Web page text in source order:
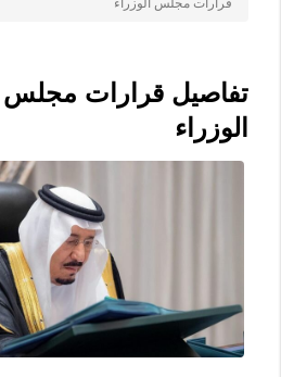
قرارات مجلس الوزراء
تفاصيل قرارات مجلس
الوزراء